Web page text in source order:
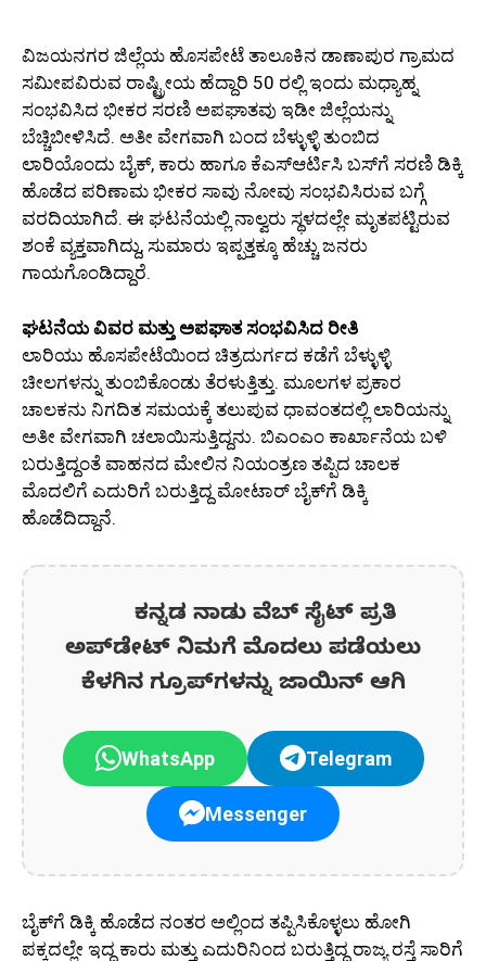
ವಿಜಯನಗರ ಜಿಲ್ಲೆಯ ಹೊಸಪೇಟೆ ತಾಲೂಕಿನ ಡಾಣಾಪುರ ಗ್ರಾಮದ
ಸಮೀಪವಿರುವ ರಾಷ್ಟ್ರೀಯ ಹೆದ್ದಾರಿ 50 ರಲ್ಲಿ ಇಂದು ಮಧ್ಯಾಹ್ನ
ಸಂಭವಿಸಿದ ಭೀಕರ ಸರಣಿ ಅಪಘಾತವು ಇಡೀ ಜಿಲ್ಲೆಯನ್ನು
ಬೆಚ್ಚಿಬೀಳಿಸಿದೆ. ಅತೀ ವೇಗವಾಗಿ ಬಂದ ಬೆಳ್ಳುಳ್ಳಿ ತುಂಬಿದ
ಲಾರಿಯೊಂದು ಬೈಕ್, ಕಾರು ಹಾಗೂ ಕೆಎಸ್ಆರ್ಟಿಸಿ ಬಸ್‌ಗೆ ಸರಣಿ ಡಿಕ್ಕಿ
ಹೊಡೆದ ಪರಿಣಾಮ ಭೀಕರ ಸಾವು ನೋವು ಸಂಭವಿಸಿರುವ ಬಗ್ಗೆ
ವರದಿಯಾಗಿದೆ. ಈ ಘಟನೆಯಲ್ಲಿ ನಾಲ್ವರು ಸ್ಥಳದಲ್ಲೇ ಮೃತಪಟ್ಟಿರುವ
ಶಂಕೆ ವ್ಯಕ್ತವಾಗಿದ್ದು, ಸುಮಾರು ಇಪ್ಪತ್ತಕ್ಕೂ ಹೆಚ್ಚು ಜನರು
ಗಾಯಗೊಂಡಿದ್ದಾರೆ.
ಘಟನೆಯ ವಿವರ ಮತ್ತು ಅಪಘಾತ ಸಂಭವಿಸಿದ ರೀತಿ
ಲಾರಿಯು ಹೊಸಪೇಟೆಯಿಂದ ಚಿತ್ರದುರ್ಗದ ಕಡೆಗೆ ಬೆಳ್ಳುಳ್ಳಿ
ಚೀಲಗಳನ್ನು ತುಂಬಿಕೊಂಡು ತೆರಳುತ್ತಿತ್ತು. ಮೂಲಗಳ ಪ್ರಕಾರ
ಚಾಲಕನು ನಿಗದಿತ ಸಮಯಕ್ಕೆ ತಲುಪುವ ಧಾವಂತದಲ್ಲಿ ಲಾರಿಯನ್ನು
ಅತೀ ವೇಗವಾಗಿ ಚಲಾಯಿಸುತ್ತಿದ್ದನು. ಬಿಎಂಎಂ ಕಾರ್ಖಾನೆಯ ಬಳಿ
ಬರುತ್ತಿದ್ದಂತೆ ವಾಹನದ ಮೇಲಿನ ನಿಯಂತ್ರಣ ತಪ್ಪಿದ ಚಾಲಕ
ಮೊದಲಿಗೆ ಎದುರಿಗೆ ಬರುತ್ತಿದ್ದ ಮೋಟಾರ್ ಬೈಕ್‌ಗೆ ಡಿಕ್ಕಿ
ಹೊಡೆದಿದ್ದಾನೆ.
ಕನ್ನಡ ನಾಡು ವೆಬ್ ಸೈಟ್ ಪ್ರತಿ
ಅಪ್‌ಡೇಟ್‌ ನಿಮಗೆ ಮೊದಲು ಪಡೆಯಲು
ಕೆಳಗಿನ ಗ್ರೂಪ್‌ಗಳನ್ನು ಜಾಯಿನ್ ಆಗಿ
WhatsApp Telegram
Messenger
ಬೈಕ್‌ಗೆ ಡಿಕ್ಕಿ ಹೊಡೆದ ನಂತರ ಅಲ್ಲಿಂದ ತಪ್ಪಿಸಿಕೊಳ್ಳಲು ಹೋಗಿ
ಪಕ್ಕದಲ್ಲೇ ಇದ್ದ ಕಾರು ಮತ್ತು ಎದುರಿನಿಂದ ಬರುತ್ತಿದ್ದ ರಾಜ್ಯ ರಸ್ತೆ ಸಾರಿಗೆ